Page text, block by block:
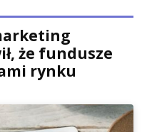
że fundusze
rynku